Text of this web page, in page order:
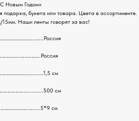
Новым Годом»
подарка, букета или товара. Цвета в ассортименте.
Наши ленты говорят за вас!
см
см
см